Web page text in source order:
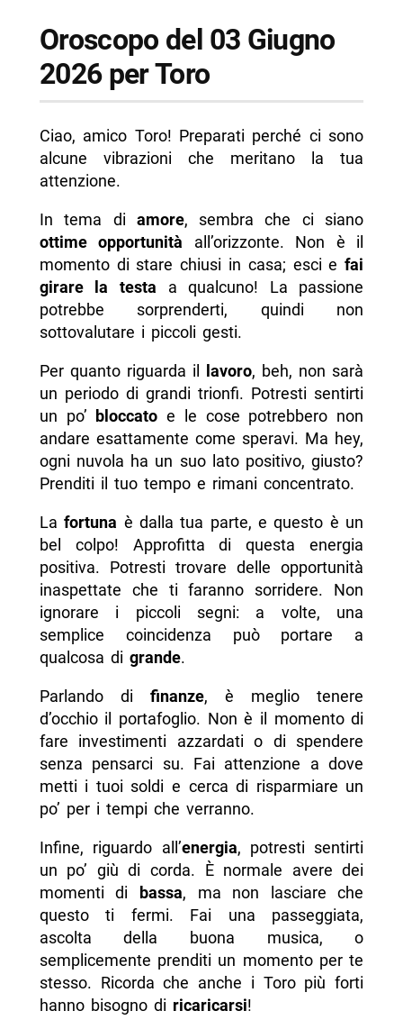
Oroscopo del 03 Giugno
2026 per Toro
Ciao, amico Toro! Preparati perché ci sono
alcune vibrazioni che meritano la tua
attenzione.
In tema di amore, sembra che ci siano
ottime opportunità all’orizzonte. Non è il
momento di stare chiusi in casa; esci efai
girare la testa a qualcuno! La passione
potrebbe sorprenderti, quindi non
sottovalutare i piccoli gesti.
Per quanto riguarda il lavoro, beh, non sarà
un periodo di grandi trionfi. Potresti sentirti
un po’ bloccato e le cose potrebbero non
andare esattamente come speravi. Ma hey,
ogni nuvola ha un suo lato positivo, giusto?
Prenditi il tuo tempo e rimani concentrato.
Lafortuna è dalla tua parte, e questo è un
bel colpo! Approfitta di questa energia
positiva. Potresti trovare delle opportunità
inaspettate che ti faranno sorridere. Non
ignorare i piccoli segni: a volte, una
semplice coincidenza può portare a
qualcosa di grande.
Parlando di finanze, è meglio tenere
d’occhio il portafoglio. Non è il momento di
fare investimenti azzardati o di spendere
senza pensarci su. Fai attenzione a dove
metti i tuoi soldi e cerca di risparmiare un
po’ per i tempi che verranno.
Infine, riguardo all’energia, potresti sentirti
un po’ giù di corda. È normale avere dei
momenti di bassa, ma non lasciare che
questo ti fermi. Fai una passeggiata,
ascolta della buona musica, o
semplicemente prenditi un momento per te
stesso. Ricorda che anche i Toro più forti
hanno bisogno di ricaricarsi!